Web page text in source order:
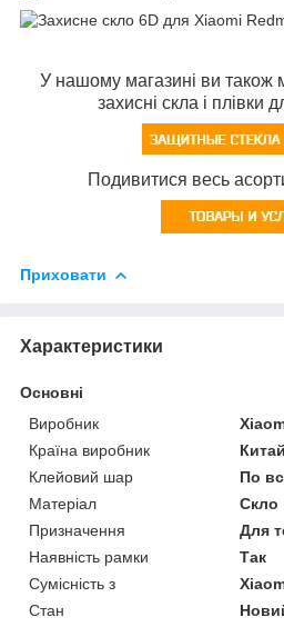
У нашому магазині ви також
захисні скла і плівки
Подивитися весь
Приховати
Характеристики
Основні
Виробник
Країна виробник
Китай
Клейовий шар
По
Матеріал
Скло
Призначення
Для
Наявність рамки
Так
Сумісність з
Стан